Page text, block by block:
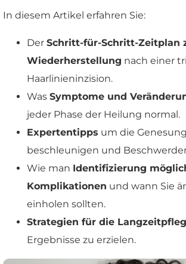
In diesem Artikel erfahren Sie:
Der Schritt-für-Schritt-Zeitplan
Wiederherstellung nach einer
Haarlinieninzision.
Was Symptome und
jeder Phase der Heilung normal.
Expertentipps um die
beschleunigen und
Wie man Identifizierung
Komplikationen und wann Sie
einholen sollten.
Strategien für die
Ergebnisse zu erzielen.